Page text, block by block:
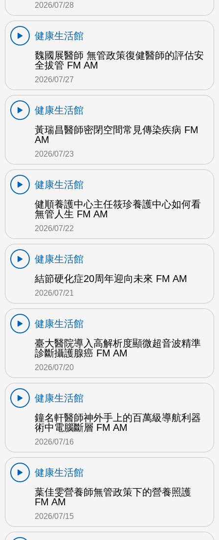
2026/07/28
健康生活館
魏國展醫師 無管政策復健醫師的評估安
全拔管 FM AM
2026/07/27
健康生活館
黃瑞昌醫師密閉空間常見傳染疾病 FM
AM
2026/07/23
健康生活館
健順養護中心主任筱珍養護中心如何看
無管人生 FM AM
2026/07/22
健康生活館
結節硬化症20周年迎向未來 FM AM
2026/07/21
健康生活館
臺大醫院導入高解析度顯微超音波精準
診斷攝護腺癌 FM AM
2026/07/20
健康生活館
鐘名軒醫師神外手上的百萬級導航利器
術中電腦斷層 FM AM
2026/07/16
健康生活館
葉佳雯營養師無管政策下的營養照護
FM AM
2026/07/15